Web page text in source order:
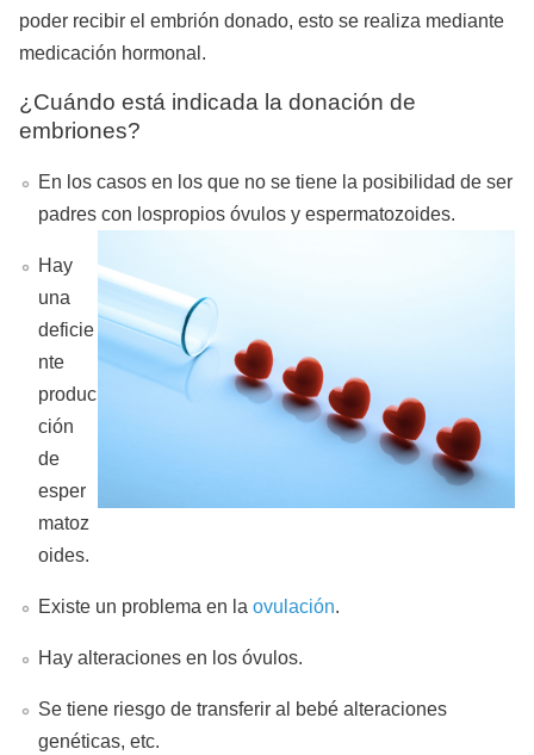
poder recibir el embrión donado, esto se realiza mediante
medicación hormonal.
¿Cuándo está indicada la donación de
embriones?
En los casos en los que no se tiene la posibilidad de ser
padres con lospropios óvulos y espermatozoides.
Hay
una
deficie
nte
produc
ción
de
esper
matoz
oides.
Existe un problema en la ovulación.
Hay alteraciones en los óvulos.
Se tiene riesgo de transferir al bebé alteraciones
genéticas, etc.